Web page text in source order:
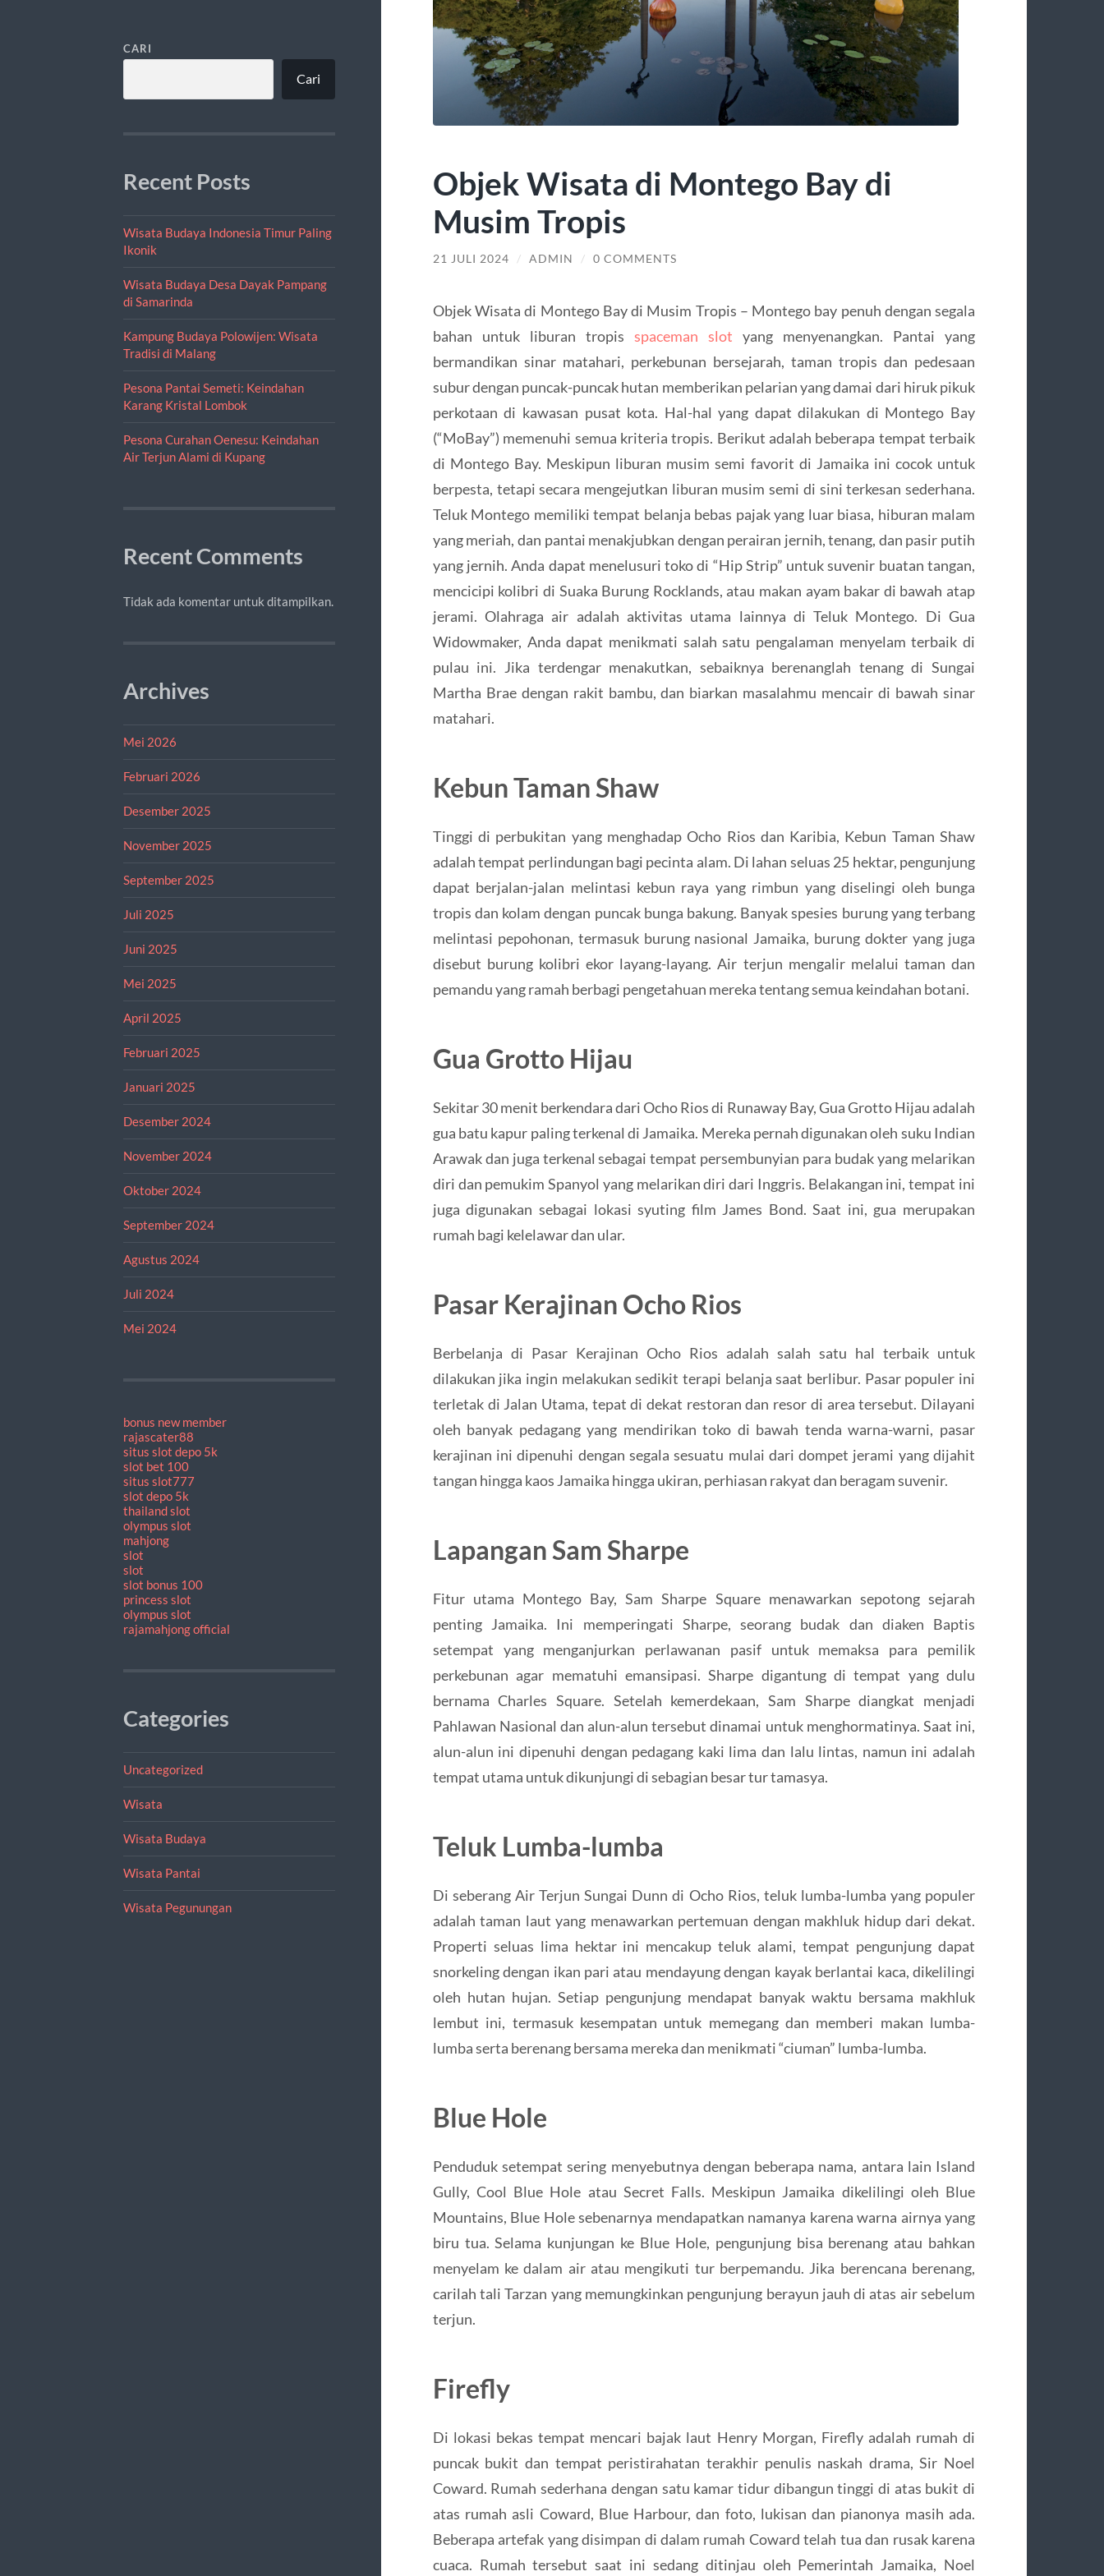
CARI
Cari
Recent Posts
Wisata Budaya Indonesia Timur Paling
Ikonik
Wisata Budaya Desa Dayak Pampang
di Samarinda
Kampung Budaya Polowijen: Wisata
Tradisi di Malang
Pesona Pantai Semeti: Keindahan
Karang Kristal Lombok
Pesona Curahan Oenesu: Keindahan
Air Terjun Alami di Kupang
Recent Comments
Tidak ada komentar untuk ditampilkan.
Archives
Mei 2026
Februari 2026
Desember 2025
November 2025
September 2025
Juli 2025
Juni 2025
Mei 2025
April 2025
Februari 2025
Januari 2025
Desember 2024
November 2024
Oktober 2024
September 2024
Agustus 2024
Juli 2024
Mei 2024
bonus new member
rajascater88
situs slot depo 5k
slot bet 100
situs slot777
slot depo 5k
thailand slot
olympus slot
mahjong
slot
slot
slot bonus 100
princess slot
olympus slot
rajamahjong official
Categories
Uncategorized
Wisata
Wisata Budaya
Wisata Pantai
Wisata Pegunungan
Objek Wisata di Montego Bay di
Musim Tropis
21 JULI 2024 / ADMIN / 0 COMMENTS
Objek Wisata di Montego Bay di Musim Tropis – Montego bay penuh dengan segala
bahan untuk liburan tropis spaceman slot yang menyenangkan. Pantai yang
bermandikan sinar matahari, perkebunan bersejarah, taman tropis dan pedesaan
subur dengan puncak-puncak hutan memberikan pelarian yang damai dari hiruk pikuk
perkotaan di kawasan pusat kota. Hal-hal yang dapat dilakukan di Montego Bay
(“MoBay”) memenuhi semua kriteria tropis. Berikut adalah beberapa tempat terbaik
di Montego Bay. Meskipun liburan musim semi favorit di Jamaika ini cocok untuk
berpesta, tetapi secara mengejutkan liburan musim semi di sini terkesan sederhana.
Teluk Montego memiliki tempat belanja bebas pajak yang luar biasa, hiburan malam
yang meriah, dan pantai menakjubkan dengan perairan jernih, tenang, dan pasir putih
yang jernih. Anda dapat menelusuri toko di “Hip Strip” untuk suvenir buatan tangan,
mencicipi kolibri di Suaka Burung Rocklands, atau makan ayam bakar di bawah atap
jerami. Olahraga air adalah aktivitas utama lainnya di Teluk Montego. Di Gua
Widowmaker, Anda dapat menikmati salah satu pengalaman menyelam terbaik di
pulau ini. Jika terdengar menakutkan, sebaiknya berenanglah tenang di Sungai
Martha Brae dengan rakit bambu, dan biarkan masalahmu mencair di bawah sinar
matahari.
Kebun Taman Shaw
Tinggi di perbukitan yang menghadap Ocho Rios dan Karibia, Kebun Taman Shaw
adalah tempat perlindungan bagi pecinta alam. Di lahan seluas 25 hektar, pengunjung
dapat berjalan-jalan melintasi kebun raya yang rimbun yang diselingi oleh bunga
tropis dan kolam dengan puncak bunga bakung. Banyak spesies burung yang terbang
melintasi pepohonan, termasuk burung nasional Jamaika, burung dokter yang juga
disebut burung kolibri ekor layang-layang. Air terjun mengalir melalui taman dan
pemandu yang ramah berbagi pengetahuan mereka tentang semua keindahan botani.
Gua Grotto Hijau
Sekitar 30 menit berkendara dari Ocho Rios di Runaway Bay, Gua Grotto Hijau adalah
gua batu kapur paling terkenal di Jamaika. Mereka pernah digunakan oleh suku Indian
Arawak dan juga terkenal sebagai tempat persembunyian para budak yang melarikan
diri dan pemukim Spanyol yang melarikan diri dari Inggris. Belakangan ini, tempat ini
juga digunakan sebagai lokasi syuting film James Bond. Saat ini, gua merupakan
rumah bagi kelelawar dan ular.
Pasar Kerajinan Ocho Rios
Berbelanja di Pasar Kerajinan Ocho Rios adalah salah satu hal terbaik untuk
dilakukan jika ingin melakukan sedikit terapi belanja saat berlibur. Pasar populer ini
terletak di Jalan Utama, tepat di dekat restoran dan resor di area tersebut. Dilayani
oleh banyak pedagang yang mendirikan toko di bawah tenda warna-warni, pasar
kerajinan ini dipenuhi dengan segala sesuatu mulai dari dompet jerami yang dijahit
tangan hingga kaos Jamaika hingga ukiran, perhiasan rakyat dan beragam suvenir.
Lapangan Sam Sharpe
Fitur utama Montego Bay, Sam Sharpe Square menawarkan sepotong sejarah
penting Jamaika. Ini memperingati Sharpe, seorang budak dan diaken Baptis
setempat yang menganjurkan perlawanan pasif untuk memaksa para pemilik
perkebunan agar mematuhi emansipasi. Sharpe digantung di tempat yang dulu
bernama Charles Square. Setelah kemerdekaan, Sam Sharpe diangkat menjadi
Pahlawan Nasional dan alun-alun tersebut dinamai untuk menghormatinya. Saat ini,
alun-alun ini dipenuhi dengan pedagang kaki lima dan lalu lintas, namun ini adalah
tempat utama untuk dikunjungi di sebagian besar tur tamasya.
Teluk Lumba-lumba
Di seberang Air Terjun Sungai Dunn di Ocho Rios, teluk lumba-lumba yang populer
adalah taman laut yang menawarkan pertemuan dengan makhluk hidup dari dekat.
Properti seluas lima hektar ini mencakup teluk alami, tempat pengunjung dapat
snorkeling dengan ikan pari atau mendayung dengan kayak berlantai kaca, dikelilingi
oleh hutan hujan. Setiap pengunjung mendapat banyak waktu bersama makhluk
lembut ini, termasuk kesempatan untuk memegang dan memberi makan lumba-
lumba serta berenang bersama mereka dan menikmati “ciuman” lumba-lumba.
Blue Hole
Penduduk setempat sering menyebutnya dengan beberapa nama, antara lain Island
Gully, Cool Blue Hole atau Secret Falls. Meskipun Jamaika dikelilingi oleh Blue
Mountains, Blue Hole sebenarnya mendapatkan namanya karena warna airnya yang
biru tua. Selama kunjungan ke Blue Hole, pengunjung bisa berenang atau bahkan
menyelam ke dalam air atau mengikuti tur berpemandu. Jika berencana berenang,
carilah tali Tarzan yang memungkinkan pengunjung berayun jauh di atas air sebelum
terjun.
Firefly
Di lokasi bekas tempat mencari bajak laut Henry Morgan, Firefly adalah rumah di
puncak bukit dan tempat peristirahatan terakhir penulis naskah drama, Sir Noel
Coward. Rumah sederhana dengan satu kamar tidur dibangun tinggi di atas bukit di
atas rumah asli Coward, Blue Harbour, dan foto, lukisan dan pianonya masih ada.
Beberapa artefak yang disimpan di dalam rumah Coward telah tua dan rusak karena
cuaca. Rumah tersebut saat ini sedang ditinjau oleh Pemerintah Jamaika, Noel